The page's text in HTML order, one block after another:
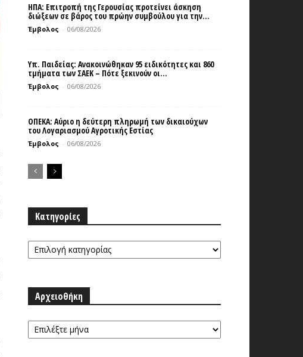
ΗΠΑ: Επιτροπή της Γερουσίας προτείνει άσκηση
διώξεων σε βάρος του πρώην συμβούλου για την...
Έμβολος - 06/08/2026
Υπ. Παιδείας: Ανακοινώθηκαν 95 ειδικότητες και 860
τμήματα των ΣΑΕΚ – Πότε ξεκινούν οι...
Έμβολος - 06/08/2026
ΟΠΕΚΑ: Αύριο η δεύτερη πληρωμή των δικαιούχων
του Λογαριασμού Αγροτικής Εστίας
Έμβολος - 06/08/2026
Κατηγορίες
Κατηγορίες
Αρχειοθήκη
Αρχειοθήκη